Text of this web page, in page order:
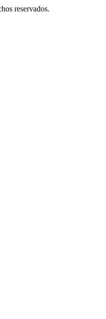
reservados.